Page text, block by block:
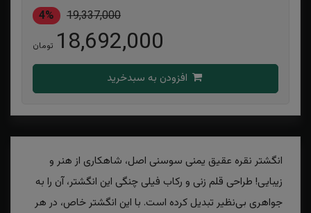
19,337,000
4%
18,692,000 تومان
انگشتر نقره عقیق یمنی سوسنی اصل، شاهکاری از هنر و
زیبایی! طراحی قلم زنی و رکاب فیلی چنگی این انگشتر، آن را به
جواهری بی‌نظیر تبدیل کرده است. با این انگشتر خاص، در هر